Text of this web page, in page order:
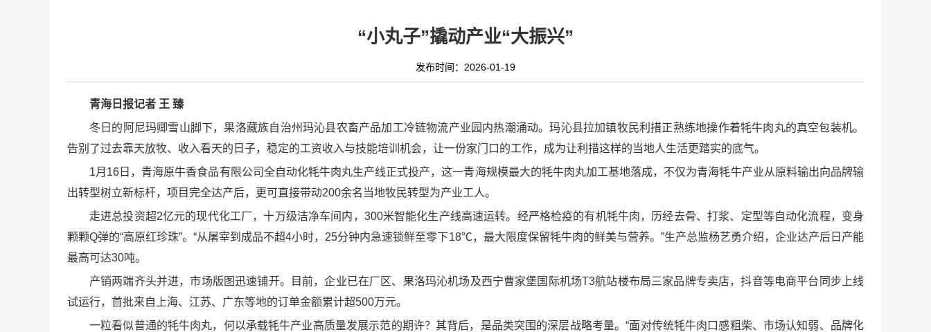
“小丸子”撬动产业“大振兴”
发布时间：2026-01-19
青海日报记者 王 臻
冬日的阿尼玛卿雪山脚下，果洛藏族自治州玛沁县农畜产品加工冷链物流产业园内热潮涌动。玛沁县拉加镇牧民利措正熟练地操作着牦牛肉丸的真空包装机。
告别了过去靠天放牧、收入看天的日子，稳定的工资收入与技能培训机会，让一份家门口的工作，成为让利措这样的当地人生活更踏实的底气。
1月16日，青海原牛香食品有限公司全自动化牦牛肉丸生产线正式投产，这一青海规模最大的牦牛肉丸加工基地落成，不仅为青海牦牛产业从原料输出向品牌输
出转型树立新标杆，项目完全达产后，更可直接带动200余名当地牧民转型为产业工人。
走进总投资超2亿元的现代化工厂，十万级洁净车间内，300米智能化生产线高速运转。经严格检疫的有机牦牛肉，历经去骨、打浆、定型等自动化流程，变身
颗颗Q弹的“高原红珍珠”。“从屠宰到成品不超4小时，25分钟内急速锁鲜至零下18℃，最大限度保留牦牛肉的鲜美与营养。”生产总监杨艺勇介绍，企业达产后日产能
最高可达30吨。
产销两端齐头并进，市场版图迅速铺开。目前，企业已在厂区、果洛玛沁机场及西宁曹家堡国际机场T3航站楼布局三家品牌专卖店，抖音等电商平台同步上线
试运行，首批来自上海、江苏、广东等地的订单金额累计超500万元。
一粒看似普通的牦牛肉丸，何以承载牦牛产业高质量发展示范的期许？其背后，是品类突围的深层战略考量。“面对传统牦牛肉口感粗柴、市场认知弱、品牌化